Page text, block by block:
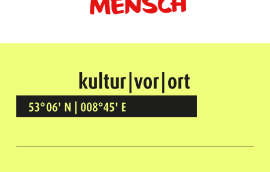
Kultur Vor Ort
BREMEN GRÖPELINGEN